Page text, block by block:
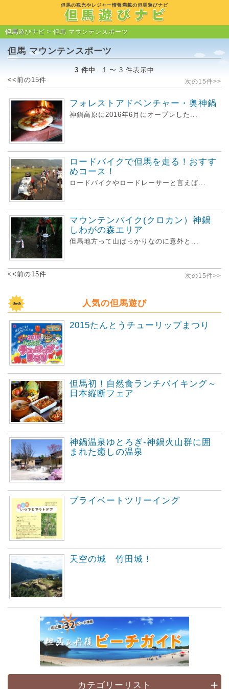
但馬の観光やレジャー情報満載の但馬遊びナビ
但馬遊びナビ > 但馬 マウンテンスポーツ
但馬 マウンテンスポーツ
3 件中
1 〜 3 件表示中
<<前の15件
次の15件>>
フォレストアドベンチャー・奥神鍋
神鍋高原に2016年6月にオープンした...
ロードバイクで但馬を走る！おすす
めコース！
ロードバイクやロードレーサーと言えば...
マウンテンバイク(クロカン）神鍋
しわがの森エリア
但馬地方って山ばっかりなのに意外と...
<<前の15件 次の15件>>
人気の但馬遊び
2015たんとうチューリップまつり
但馬初！自然食ランチバイキング～
日本縦断フェア
神鍋温泉ゆとろぎ-神鍋火山群に囲
まれた癒しの温泉
プライベートツリーイング
天空の城 竹田城！
カテゴリーリスト